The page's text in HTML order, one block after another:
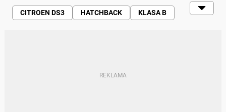
CITROEN DS3 HATCHBACK
KLASA B